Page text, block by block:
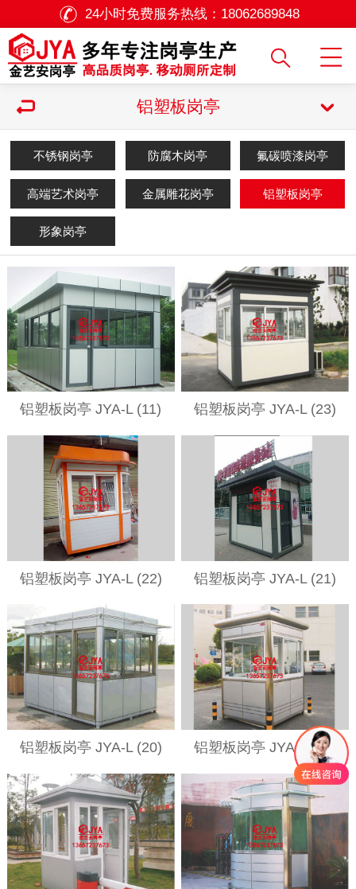
24小时免费服务热线： 18062689848
铝塑板岗亭
不锈钢岗亭 防腐木岗亭 氟碳喷漆岗亭
高端艺术岗亭 金属雕花岗亭 铝塑板岗亭
形象岗亭
铝塑板岗亭 JYA-L (11) 铝塑板岗亭 JYA-L (23)
铝塑板岗亭 JYA-L (22) 铝塑板岗亭 JYA-L (21)
铝塑板岗亭 JYA-L (20) 铝塑板岗亭 JYA-L (19)